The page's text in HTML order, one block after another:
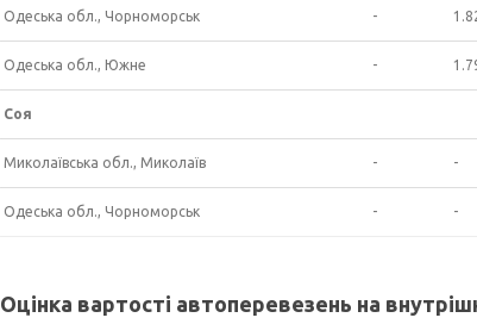
Одеська обл., Чорноморськ -
Одеська обл., Южне -
Соя
Миколаївська обл., Миколаїв - -
Одеська обл., Чорноморськ - -
Оцінка вартості автоперевезень на